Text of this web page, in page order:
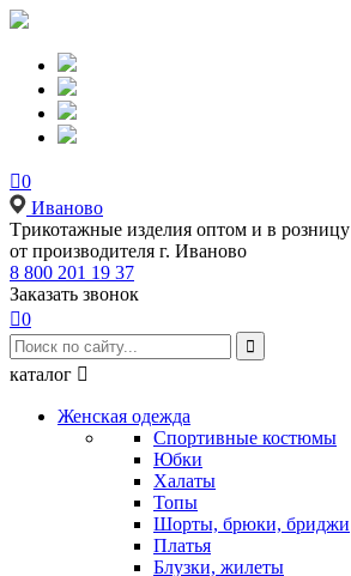
0
Иваново
Tрикотажные изделия оптом и в розницу
от производителя г. Иваново
8 800 201 19 37
Заказать звонок
0

каталог 
Женская одежда
Спортивные костюмы
Юбки
Халаты
Топы
Шорты, брюки, бриджи
Платья
Блузки, жилеты